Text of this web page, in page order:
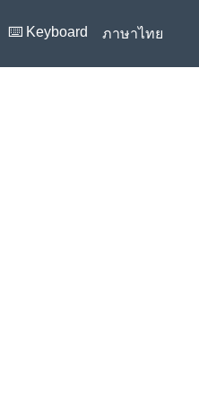
⌨️ Keyboard ภาษาไทย